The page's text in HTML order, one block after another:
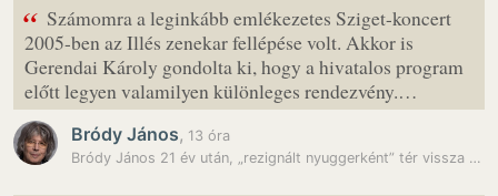
“ Számomra a leginkább emlékezetes Sziget-koncert
2005-ben az Illés zenekar fellépése volt. Akkor is
Gerendai Károly gondolta ki, hogy a hivatalos program
előtt legyen valamilyen különleges rendezvény.…
Bródy János, 13 óra
Bródy János 21 év után, „rezignált nyuggerként” tér vissza a Szigetre